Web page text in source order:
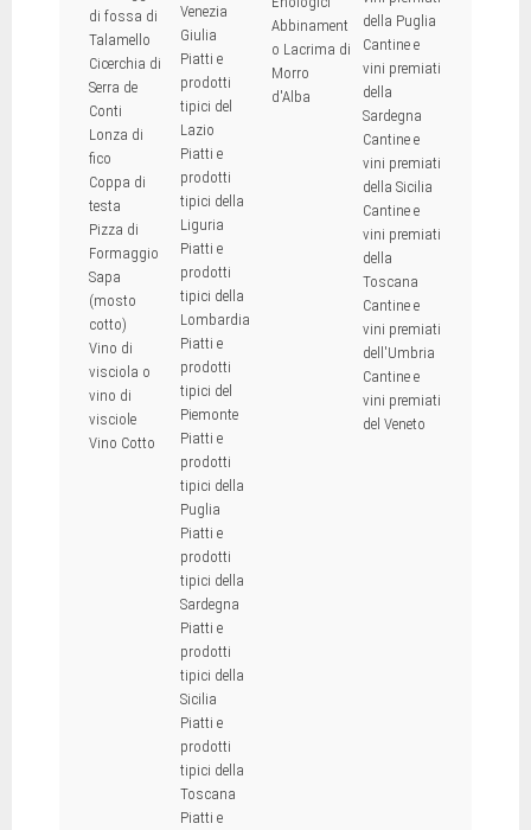
di fossa di
Talamello
Cicerchia di
Serra de
Conti
Lonza di
fico
Coppa di
testa
Pizza di
Formaggio
Sapa
(mosto
cotto)
Vino di
visciola o
vino di
visciole
Vino Cotto
Venezia
Giulia
Piatti e
prodotti
tipici del
Lazio
Piatti e
prodotti
tipici della
Liguria
Piatti e
prodotti
tipici della
Lombardia
Piatti e
prodotti
tipici del
Piemonte
Piatti e
prodotti
tipici della
Puglia
Piatti e
prodotti
tipici della
Sardegna
Piatti e
prodotti
tipici della
Sicilia
Piatti e
prodotti
tipici della
Toscana
Piatti e
Abbinament
o Lacrima di
Morro
d'Alba
della Puglia
Cantine e
vini premiati
della
Sardegna
Cantine e
vini premiati
della Sicilia
Cantine e
vini premiati
della
Toscana
Cantine e
vini premiati
dell'Umbria
Cantine e
vini premiati
del Veneto